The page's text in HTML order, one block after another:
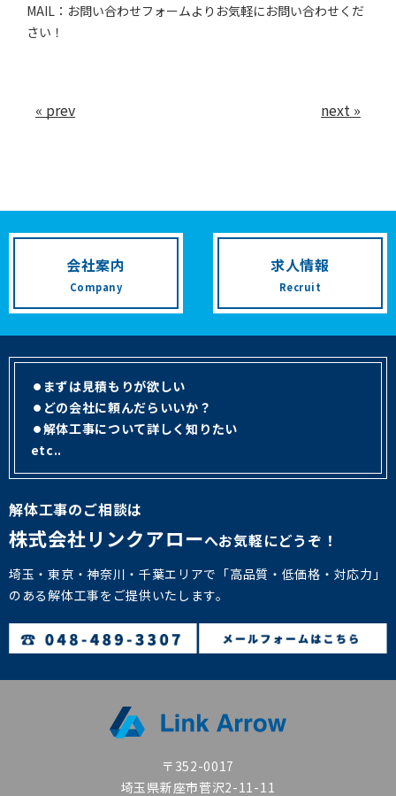
MAIL：お問い合わせフォームよりお気軽にお問い合わせくだ
さい！
« prev next »
会社案内
Company
求人情報
Recruit
まずは見積もりが欲しい
どの会社に頼んだらいいか？
解体工事について詳しく知りたい
etc..
解体工事のご相談は
株式会社リンクアローへお気軽にどうぞ！
埼玉・東京・神奈川・千葉エリアで「高品質・低価格・対応力」
のある解体工事をご提供いたします。
〒352-0017
埼玉県新座市菅沢2-11-11